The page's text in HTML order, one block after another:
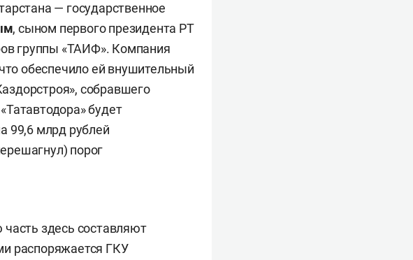
— государственное
, сыном первого президента РТ
группы «ТАИФ». Компания
обеспечило ей внушительный
собравшего
будет
99,6 млрд рублей
порог
здесь составляют
распоряжается ГКУ